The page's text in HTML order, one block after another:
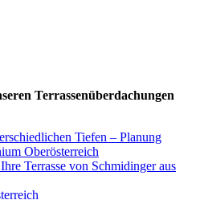
Terrassenüberdachungen
Tiefen – Planung
Oberösterreich
Terrasse von Schmidinger aus